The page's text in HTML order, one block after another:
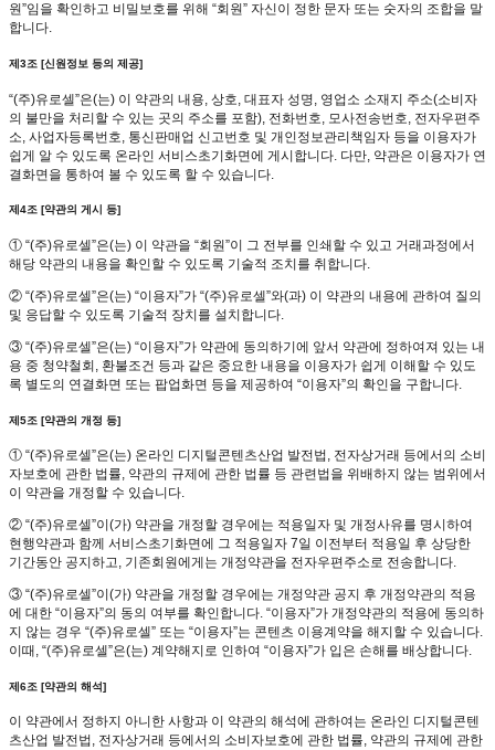
원”임을 확인하고 비밀보호를 위해 “회원” 자신이 정한 문자 또는 숫자의 조합을 말
합니다.
제3조 [신원정보 등의 제공]
“(주)유로셀”은(는) 이 약관의 내용, 상호, 대표자 성명, 영업소 소재지 주소(소비자
의 불만을 처리할 수 있는 곳의 주소를 포함), 전화번호, 모사전송번호, 전자우편주
소, 사업자등록번호, 통신판매업 신고번호 및 개인정보관리책임자 등을 이용자가
쉽게 알 수 있도록 온라인 서비스초기화면에 게시합니다. 다만, 약관은 이용자가 연
결화면을 통하여 볼 수 있도록 할 수 있습니다.
제4조 [약관의 게시 등]
① “(주)유로셀”은(는) 이 약관을 “회원”이 그 전부를 인쇄할 수 있고 거래과정에서
해당 약관의 내용을 확인할 수 있도록 기술적 조치를 취합니다.
② “(주)유로셀”은(는) “이용자”가 “(주)유로셀”와(과) 이 약관의 내용에 관하여 질의
및 응답할 수 있도록 기술적 장치를 설치합니다.
③ “(주)유로셀”은(는) “이용자”가 약관에 동의하기에 앞서 약관에 정하여져 있는 내
용 중 청약철회, 환불조건 등과 같은 중요한 내용을 이용자가 쉽게 이해할 수 있도
록 별도의 연결화면 또는 팝업화면 등을 제공하여 “이용자”의 확인을 구합니다.
제5조 [약관의 개정 등]
① “(주)유로셀”은(는) 온라인 디지털콘텐츠산업 발전법, 전자상거래 등에서의 소비
자보호에 관한 법률, 약관의 규제에 관한 법률 등 관련법을 위배하지 않는 범위에서
이 약관을 개정할 수 있습니다.
② “(주)유로셀”이(가) 약관을 개정할 경우에는 적용일자 및 개정사유를 명시하여
현행약관과 함께 서비스초기화면에 그 적용일자 7일 이전부터 적용일 후 상당한
기간동안 공지하고, 기존회원에게는 개정약관을 전자우편주소로 전송합니다.
③ “(주)유로셀”이(가) 약관을 개정할 경우에는 개정약관 공지 후 개정약관의 적용
에 대한 “이용자”의 동의 여부를 확인합니다. “이용자”가 개정약관의 적용에 동의하
지 않는 경우 “(주)유로셀” 또는 “이용자”는 콘텐츠 이용계약을 해지할 수 있습니다.
이때, “(주)유로셀”은(는) 계약해지로 인하여 “이용자”가 입은 손해를 배상합니다.
제6조 [약관의 해석]
이 약관에서 정하지 아니한 사항과 이 약관의 해석에 관하여는 온라인 디지털콘텐
츠산업 발전법, 전자상거래 등에서의 소비자보호에 관한 법률, 약관의 규제에 관한